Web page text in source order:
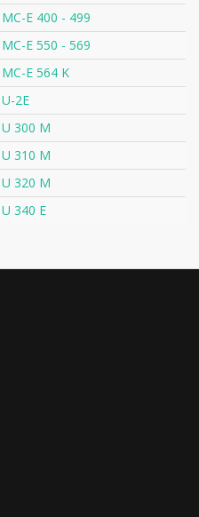
MC-E 400 - 499
MC-E 550 - 569
MC-E 564 K
U-2E
U 300 M
U 310 M
U 320 M
U 340 E